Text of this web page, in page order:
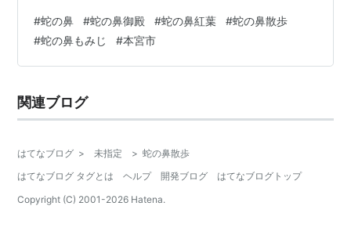
見たので、本宮市の蛇の鼻に行ってきました！ 郡山から
近いし、駐車場いっぱいあるし行きやすいなぁ！ 昭和レ
トロ感漂う蛇の鼻の入り口 左手の売り場でチケット購入
道🌼 池で鯉のエサあげを全力で楽しむ！ ホームページを
見て楽しみにして…
#蛇の鼻 #蛇の鼻御殿 #蛇の鼻紅葉 #蛇の鼻散歩
#蛇の鼻もみじ #本宮市
関連ブログ
はてなブログ > 未指定 > 蛇の鼻散歩
はてなブログ タグとは
ヘルプ 開発ブログ
はてなブログトップ
Copyright (C) 2001-2026 Hatena.